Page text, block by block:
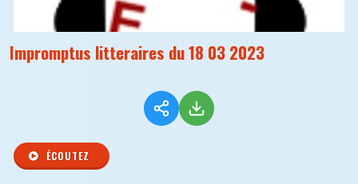
Impromptus litteraires du 18 03 2023
ÉCOUTEZ